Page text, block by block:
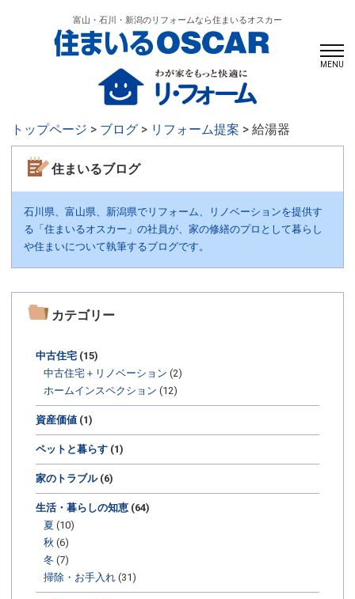
富山・石川・新潟のリフォームなら住まいるオスカー
MENU
トップページ > ブログ> リフォーム提案 > 給湯器
住まいるブログ
石川県、富山県、新潟県でリフォーム、リノベーションを提供す
る「住まいるオスカー」の社員が、家の修繕のプロとして暮らし
や住まいについて執筆するブログです。
カテゴリー
中古住宅(15)
中古住宅＋リノベーション (2)
ホームインスペクション (12)
資産価値(1)
ペットと暮らす(1)
家のトラブル(6)
生活・暮らしの知恵(64)
夏 (10)
秋 (6)
冬 (7)
掃除・お手入れ(31)